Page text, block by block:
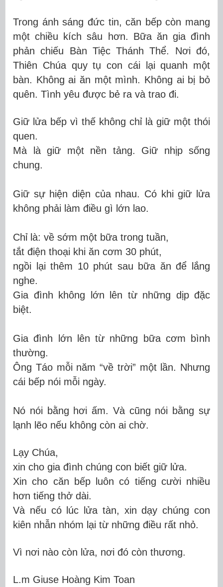
Trong ánh sáng đức tin, căn bếp còn mang
một chiều kích sâu hơn. Bữa ăn gia đình
phản chiếu Bàn Tiệc Thánh Thể. Nơi đó,
Thiên Chúa quy tụ con cái lại quanh một
bàn. Không ai ăn một mình. Không ai bị bỏ
quên. Tình yêu được bẻ ra và trao đi.
Giữ lửa bếp vì thế không chỉ là giữ một thói
quen.
Mà là giữ một nền tảng. Giữ nhịp sống
chung.
Giữ sự hiện diện của nhau. Có khi giữ lửa
không phải làm điều gì lớn lao.
Chỉ là: về sớm một bữa trong tuần,
tắt điện thoại khi ăn cơm 30 phút,
ngồi lại thêm 10 phút sau bữa ăn để lắng
nghe.
Gia đình không lớn lên từ những dịp đặc
biệt.
Gia đình lớn lên từ những bữa cơm bình
thường.
Ông Táo mỗi năm “về trời” một lần. Nhưng
cái bếp nói mỗi ngày.
Nó nói bằng hơi ấm. Và cũng nói bằng sự
lạnh lẽo nếu không còn ai chờ.
Lạy Chúa,
xin cho gia đình chúng con biết giữ lửa.
Xin cho căn bếp luôn có tiếng cười nhiều
hơn tiếng thở dài.
Và nếu có lúc lửa tàn, xin dạy chúng con
kiên nhẫn nhóm lại từ những điều rất nhỏ.
Vì nơi nào còn lửa, nơi đó còn thương.
L.m Giuse Hoàng Kim Toan